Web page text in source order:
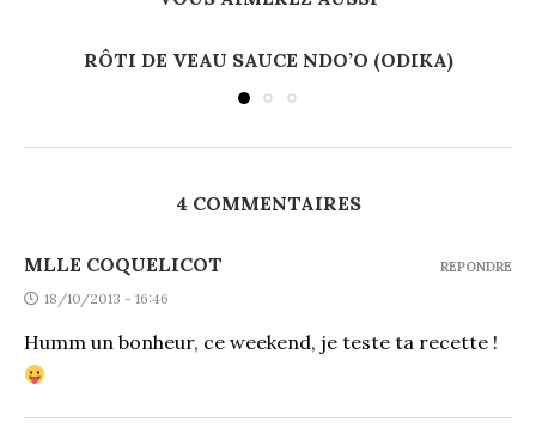
RÔTI DE VEAU SAUCE NDO’O (ODIKA)
4 COMMENTAIRES
MLLE COQUELICOT
18/10/2013 - 16:46
Humm un bonheur, ce weekend, je teste ta recette !
REPONDRE